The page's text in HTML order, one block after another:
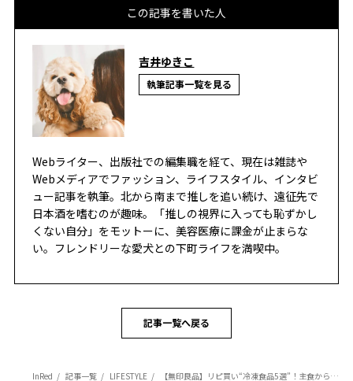
この記事を書いた人
吉井ゆきこ
執筆記事一覧を見る
Webライター、出版社での編集職を経て、現在は雑誌や
Webメディアでファッション、ライフスタイル、インタビ
ュー記事を執筆。北から南まで推しを追い続け、遠征先で
日本酒を嗜むのが趣味。「推しの視界に入っても恥ずかし
くない自分」をモットーに、美容医療に課金が止まらな
い。フレンドリーな愛犬との下町ライフを満喫中。
記事一覧へ戻る
InRed 記事一覧 LIFESTYLE 【無印良品】リピ買い“冷凍食品5選”！主食からおかずまでカバーするタイパ最強の名品レポ